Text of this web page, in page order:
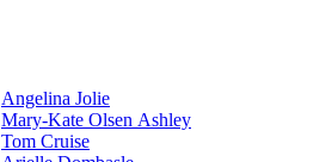
Angelina Jolie
Mary-Kate Olsen Ashley
Tom Cruise